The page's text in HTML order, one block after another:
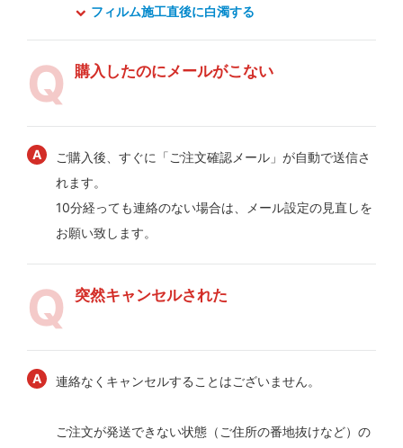
フィルム施工直後に白濁する
購入したのにメールがこない
ご購入後、すぐに「ご注文確認メール」が自動で送信さ
れます。
10分経っても連絡のない場合は、メール設定の見直しを
お願い致します。
突然キャンセルされた
連絡なくキャンセルすることはございません。
ご注文が発送できない状態（ご住所の番地抜けなど）の